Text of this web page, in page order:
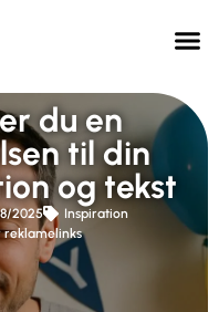
du en
til din
og tekst
2025
Inspiration